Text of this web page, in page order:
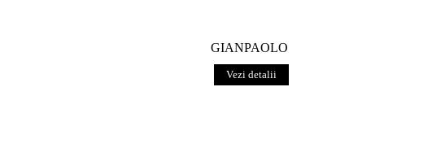
GIANPAOLO
Vezi detalii